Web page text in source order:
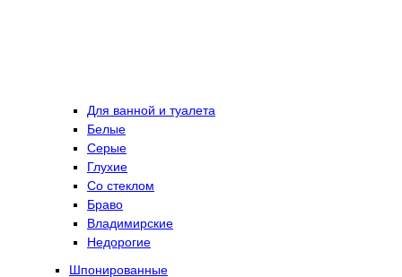
Для ванной и туалета
Белые
Серые
Глухие
Со стеклом
Браво
Владимирские
Недорогие
Шпонированные